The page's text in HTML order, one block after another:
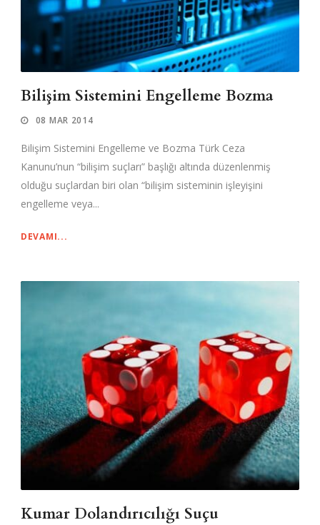
Bilişim Sistemini Engelleme Bozma
08 MAR 2014
Bilişim Sistemini Engelleme ve Bozma Türk Ceza
Kanunu’nun “bilişim suçları” başlığı altında düzenlenmiş
olduğu suçlardan biri olan “bilişim sisteminin işleyişini
engelleme veya...
DEVAMI...
Kumar Dolandırıcılığı Suçu